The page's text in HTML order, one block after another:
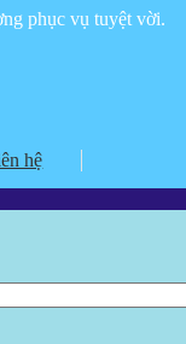
phục vụ tuyệt vời.
hệ